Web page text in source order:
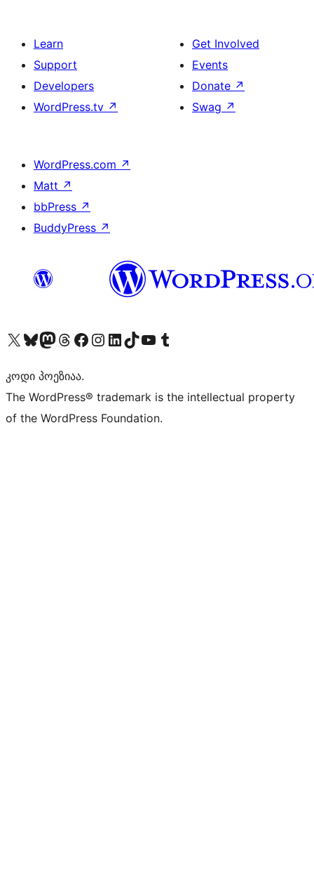
Learn
Support
Developers
WordPress.tv ↗
Get Involved
Events
Donate ↗
Swag ↗
WordPress.com ↗
Matt ↗
bbPress ↗
BuddyPress ↗
Visit our X (formerly Twitter) account
Visit our Bluesky account
Visit our Mastodon account
Visit our Threads account
Visit our Facebook page
Visit our Instagram account
Visit our LinkedIn account
Visit our TikTok account
Visit our YouTube channel
Visit our Tumblr account
კოდი პოეზიაა.
The WordPress® trademark is the intellectual property
of the WordPress Foundation.